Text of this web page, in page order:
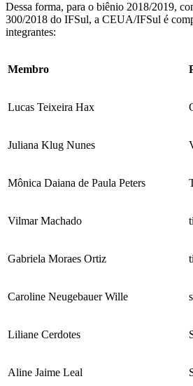
Dessa forma, para o biênio 2018/2019,
300/2018 do IFSul, a CEUA/IFSul é
integrantes:
Membro
Lucas Teixeira Hax
Juliana Klug Nunes
Mônica Daiana de Paula Peters
Vilmar Machado
Gabriela Moraes Ortiz
Caroline Neugebauer Wille
Liliane Cerdotes
Aline Jaime Leal